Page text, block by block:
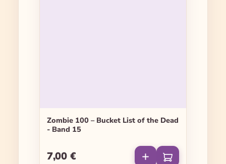
Zombie 100 – Bucket List of the Dead
- Band 15
Regulärer Preis:
7,00 €